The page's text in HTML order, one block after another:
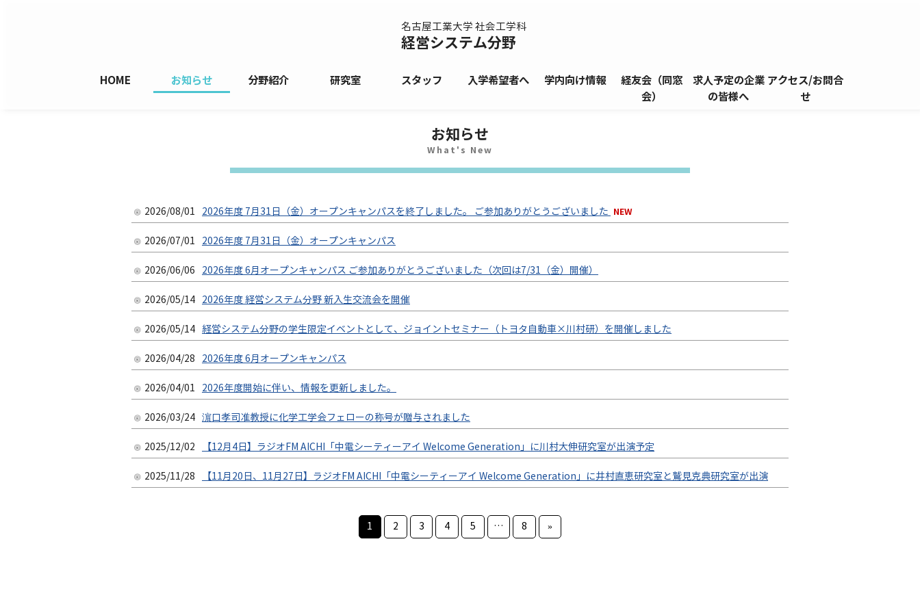
名古屋工業大学 社会工学科
経営システム分野
HOME お知らせ 分野紹介 研究室 スタッフ 入学希望者へ 学内向け情報
経友会（同窓
会）
求人予定の企業
の皆様へ
アクセス/お問合
せ
お知らせ
2026/08/01 2026年度 7月31日（金）オープンキャンパスを終了しました。 ご参加ありがとうございました
2026/07/01 2026年度 7月31日（金）オープンキャンパス
2026/06/06 2026年度 6月オープンキャンパス ご参加ありがとうございました（次回は7/31（金）開催）
2026/05/14 2026年度 経営システム分野 新入生交流会を開催
2026/05/14 経営システム分野の学生限定イベントとして、ジョイントセミナー（トヨタ自動車×川村研）を開催しました
2026/04/28 2026年度 6月オープンキャンパス
2026/04/01 2026年度開始に伴い、情報を更新しました。
2026/03/24 濵口孝司准教授に化学工学会フェローの称号が贈与されました
2025/12/02 【12月4日】ラジオFM AICHI「中電シーティーアイ Welcome Generation」に川村大伸研究室が出演予定
2025/11/28 【11月20日、11月27日】ラジオFM AICHI「中電シーティーアイ Welcome Generation」に井村直恵研究室と鷲見克典研究室が出演
1 2 3 4 5 … 8 »